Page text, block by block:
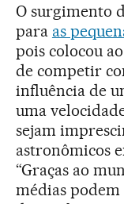
O surgimento
para as
pois colocou
de competir
influência de
uma
sejam
astronômicos
“Graças ao
médias podem